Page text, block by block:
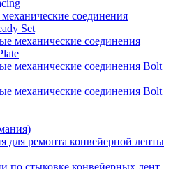
соединения
Set
механические соединения
механические соединения Bolt
механические соединения Bolt
для ремонта конвейерной ленты
по стыковке конвейерных лент